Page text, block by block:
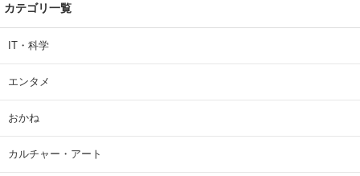
カテゴリ一覧
IT・科学
エンタメ
おかね
カルチャー・アート